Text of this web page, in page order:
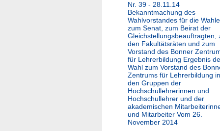
Nr. 39 - 28.11.14
Bekanntmachung des
Wahlvorstandes für die
zum Senat, zum Beirat der
Gleichstellungsbeauftragten,
den Fakultätsräten und zum
Vorstand des Bonner
für Lehrerbildung Ergebnis
Wahl zum Vorstand des
Zentrums für Lehrerbildung in
den Gruppen der
Hochschullehrerinnen und
Hochschullehrer und der
akademischen
und Mitarbeiter Vom 26.
November 2014